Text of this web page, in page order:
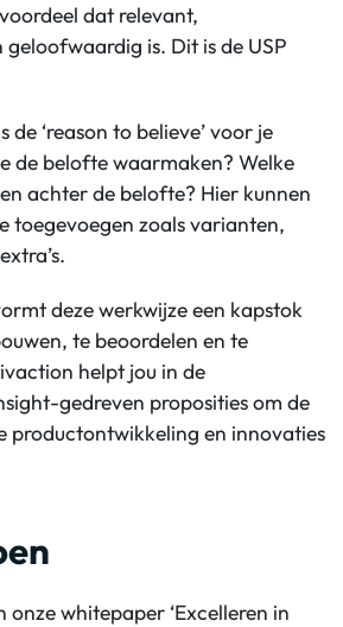
dat relevant,
is. Dit is de USP
de ‘reason to believe’ voor je
de belofte waarmaken? Welke
achter de belofte? Hier kunnen
toegevoegen zoals varianten,
deze werkwijze een kapstok
te beoordelen en te
helpt jou in de
gedreven proposities om de
productontwikkeling en innovaties
onze whitepaper ‘Excelleren in